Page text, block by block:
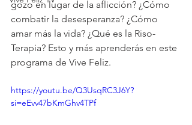
gozo en lugar de la aflicción? ¿Cómo
combatir la desesperanza? ¿Cómo
amar más la vida? ¿Qué es la Riso-
Terapia? Esto y más aprenderás en este
programa de Vive Feliz.
https://youtu.be/Q3UsqRC3J6Y?
si=eEvv47bKmGhv4TPf